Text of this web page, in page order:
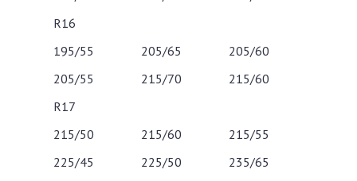
R16
195/55
205/65
205/60
205/55
215/70
215/60
R17
215/50
215/60
215/55
225/45
225/50
235/65